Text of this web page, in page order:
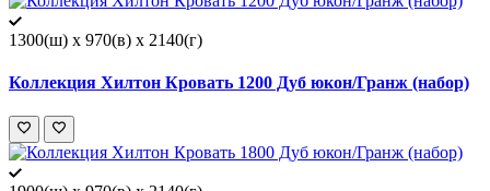
1300(ш) x 970(в) x 2140(г)
Коллекция Хилтон Кровать 1200 Дуб юкон/Гранж (набор)